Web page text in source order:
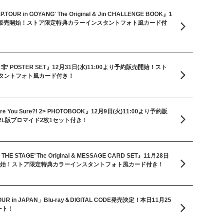
in GOYANG' The Original & Jin CHALLENGE BOOK』1
売開始！ストア限定特典カラーインスタントフォト風カード付
非’ POSTER SET』12月31日(水)11:00より予約販売開始！スト
ントフォト風カード付き！
You Sure?! 2> PHOTOBOOK』12月9日(火)11:00より予約販
版ブロマイド2枚1セット付き！
STAGE’ The Original & MESSAGE CARD SET』11月28日
！ストア限定特典カラーインスタントフォト風カード付き！
in JAPAN」Blu-ray＆DIGITAL CODE発売決定！本日11月25
！